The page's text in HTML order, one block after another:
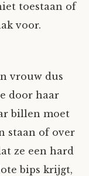
toestaan of
voor.
vrouw dus
door haar
billen moet
staan of over
ze een hard
bips krijgt,